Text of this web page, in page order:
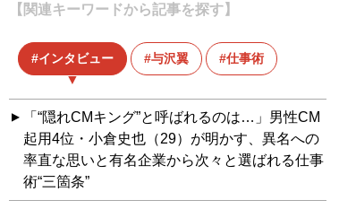
【関連キーワードから記事を探す】
インタビュー 与沢翼 仕事術
「“隠れCMキング”と呼ばれるのは…」男性CM
起用4位・小倉史也（29）が明かす、異名への
率直な思いと有名企業から次々と選ばれる仕事
術“三箇条”